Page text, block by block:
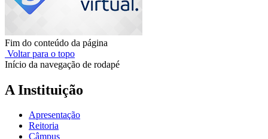
Fim do conteúdo da página
Voltar para o topo
Início da navegação de rodapé
A Instituição
Apresentação
Reitoria
Câmpus